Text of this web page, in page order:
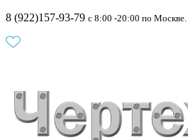
8 (922)157-93-79 c 8:00 -20:00 по Москве.